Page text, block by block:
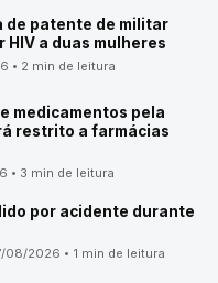
de patente de militar
a duas mulheres
• 2 min de leitura
medicamentos pela
restrito a farmácias
• 3 min de leitura
por acidente durante
08/2026 • 1 min de leitura